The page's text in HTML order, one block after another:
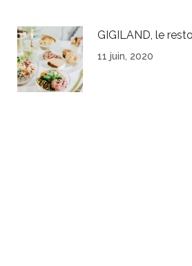
GIGILAND, le
11 juin, 2020